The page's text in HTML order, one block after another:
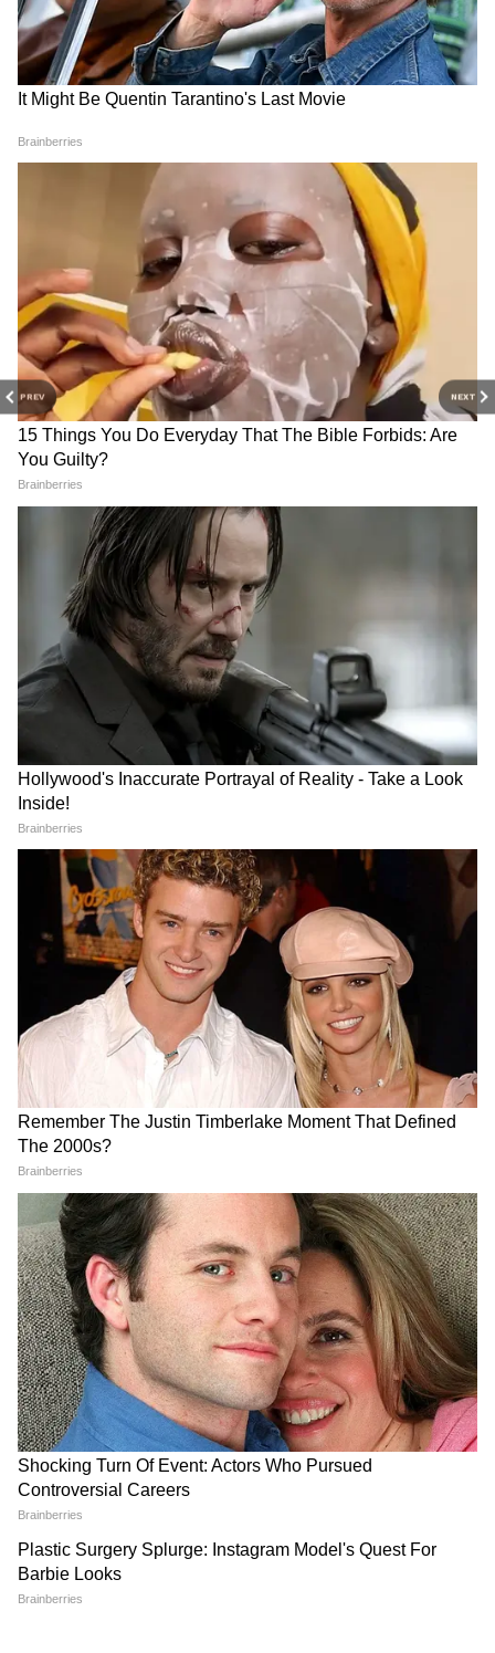
PREV NEXT
RECOMMENDED STORIES
Stock Market: एक झटके में
बिखर गए सेंसेक्स-निफ्टी, शेयर
बाजार में गिरावट के 5 सबसे बड़े
कारण
EPFO Portal Down: नई EPF
स्कीम लागू, लेकिन पीएफ पोर्टल बंद!
आखिर कब शुरू होंगी PF सेवाएं?
SpaceX IPO: एलॉन मस्क की
कंपनी का 1 शेयर खरीदने के लिए
कितना है प्राइस बैंड?
अंबानी से 11 तो अडानी से 8 गुना
ज्यादा अमीर, इस देश की GDP
बराबर पहुंची एलॉन मस्क की दौलत
LATEST VIDEOS
LPG Connection eKYC Last Date: बिना
इसके नहीं मिलेगा Cylinder , हर उपभोक्ता को
करवाना होगा ये काम
Kanwar Yatra: 95 वर्षीय दादी की इच्छा को